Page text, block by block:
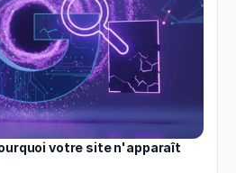
votre site n'apparaît